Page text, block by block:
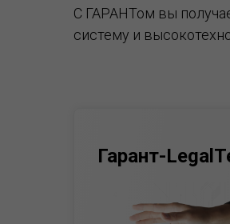
С ГАРАНТом вы
систему и
Гарант-